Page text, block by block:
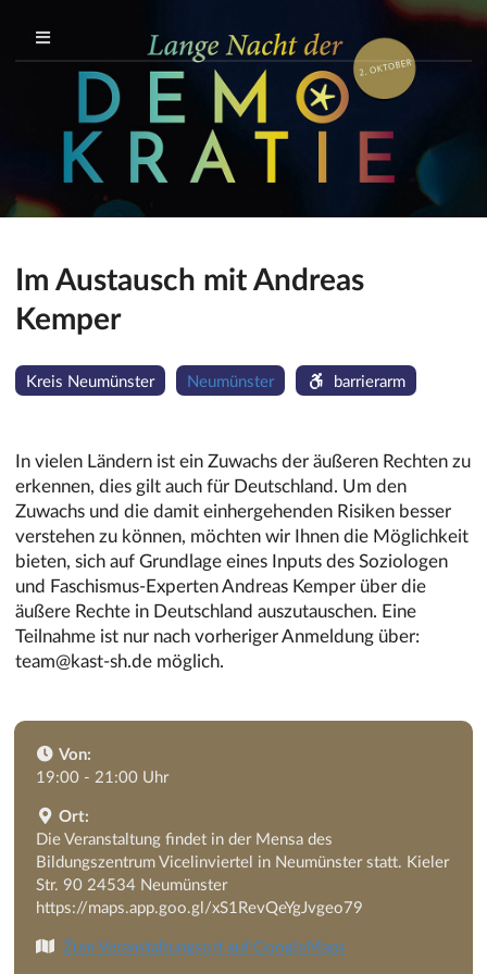
Im Austausch mit Andreas
Kemper
Kreis Neumünster Neumünster barrierarm
In vielen Ländern ist ein Zuwachs der äußeren Rechten zu
erkennen, dies gilt auch für Deutschland. Um den
Zuwachs und die damit einhergehenden Risiken besser
verstehen zu können, möchten wir Ihnen die Möglichkeit
bieten, sich auf Grundlage eines Inputs des Soziologen
und Faschismus-Experten Andreas Kemper über die
äußere Rechte in Deutschland auszutauschen. Eine
Teilnahme ist nur nach vorheriger Anmeldung über:
team@kast-sh.de möglich.
Von:
19:00 - 21:00 Uhr
Ort:
Die Veranstaltung findet in der Mensa des
Bildungszentrum Vicelinviertel in Neumünster statt. Kieler
Str. 90 24534 Neumünster
https://maps.app.goo.gl/xS1RevQeYgJvgeo79
Zum Veranstaltungsort auf GoogleMaps